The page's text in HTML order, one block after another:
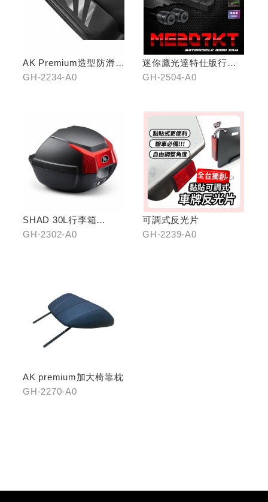
AK Premium造型防滑踏
板(前踏)
GH-2234-A0
迷你鷹光達特仕版行車
記錄器
GH-2504-A0
SHAD 30L行李箱
(KYMCO專屬款)
GH-2302-A0
可調式反光片
GH-2239-A0
AK premium加大椅靠枕
GH-2270-A0